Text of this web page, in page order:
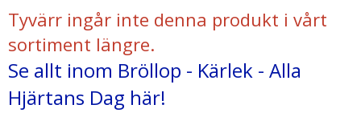
Tyvärr ingår inte denna produkt i vårt
sortiment längre.
Se allt inom Bröllop - Kärlek - Alla
Hjärtans Dag här!